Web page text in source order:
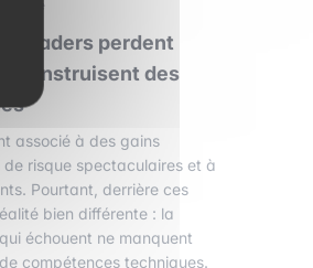
traders perdent
construisent des
associé à des gains
risque spectaculaires et à
Pourtant, derrière ces
bien différente : la
échouent ne manquent
compétences techniques.